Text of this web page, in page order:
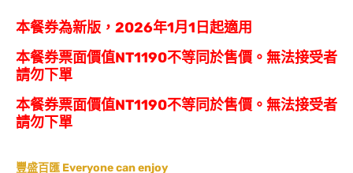
本餐券為新版，2026年1月1日起適用
本餐券票面價值NT1190不等同於售價。無法接受者
請勿下單
本餐券票面價值NT1190不等同於售價。無法接受者
請勿下單
豐盛百匯 Everyone can enjoy